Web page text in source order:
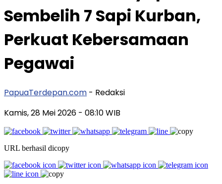
Sembelih 7 Sapi Kurban,
Perkuat Kebersamaan
Pegawai
PapuaTerdepan.com - Redaksi
Kamis, 28 Mei 2026 - 08:10 WIB
URL berhasil dicopy